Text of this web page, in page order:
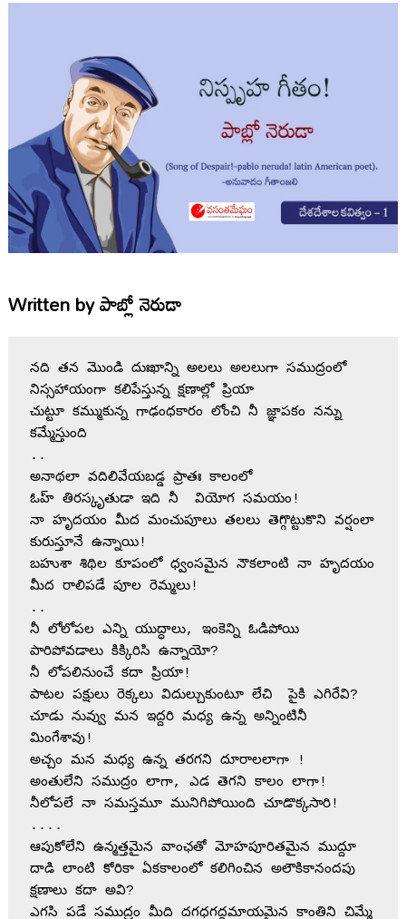
Written byపాబ్లో నెరుడా
నది తన మొండి దుఃఖాన్ని అలలు అలలుగా సముద్రంలో
నిస్సహాయంగా కలిపేస్తున్న క్షణాల్లో ప్రియా
చుట్టూ కమ్ముకున్న గాఢంధకారం లోంచి నీ జ్ఞాపకం నన్ను
కమ్మేస్తుంది
..
అనాథలా వదిలివేయబడ్డ ప్రాతః కాలంలో
ఓహ్ తిరస్కృతుడా ఇది నీ  వియోగ సమయం!
నా హృదయం మీద మంచుపూలు తలలు తెగ్గొట్టుకొని వర్షంలా
కురుస్తూనే ఉన్నాయి!
బహుశా శిథిల కూపంలో ధ్వంసమైన నౌకలాంటి నా హృదయం
మీద రాలిపడే పూల రెమ్మలు!
..
నీ లోలోపల ఎన్ని యుద్ధాలు, ఇంకెన్ని ఓడిపోయి
పారిపోవడాలు కిక్కిరిసి ఉన్నాయో?
నీ లోపలినుంచే కదా ప్రియా!
పాటల పక్షులు రెక్కలు విదుల్చుకుంటూ లేచి  పైకి ఎగిరేవి?
చూడు నువ్వు మన ఇద్దరి మధ్య ఉన్న అన్నింటినీ
మింగేశావు!
అచ్చం మన మధ్య ఉన్న తరగని దూరాలలాగా !
అంతులేని సముద్రం లాగా, ఎడ తెగని కాలం లాగా!
నీలోపలే నా సమస్తమూ మునిగిపోయింది చూడొక్కసారి!
....
ఆపుకోలేని ఉన్మత్తమైన వాంఛతో మోహపూరితమైన ముద్దూ
దాడి లాంటి కోరికా ఏకకాలంలో కలిగించిన అలౌకికానందపు
క్షణాలు కదా అవి?
ఎగసి పడే సముద్రం మీది దగధగద్ధమాయమైన కాంతిని చిమ్మే